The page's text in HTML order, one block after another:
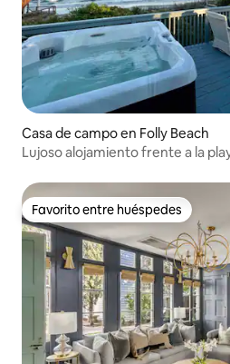
Casa de campo en Folly Beach
Lujoso alojamiento frente a la
Favorito entre huéspedes
Favorito entre huéspedes